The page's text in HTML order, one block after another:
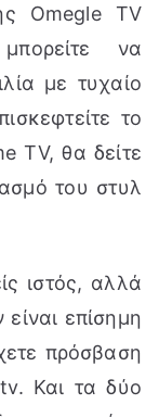
Omegle TV
να
με τυχαίο
το
TV, θα δείτε
του στυλ
ιστός, αλλά
επίσημη
πρόσβαση
Και τα δύο